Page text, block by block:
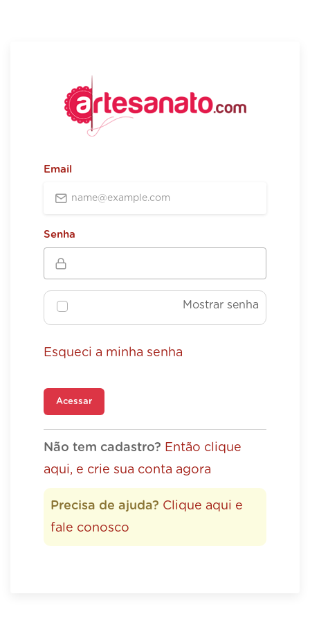
Email
Senha
Mostrar senha
Esqueci a minha senha
Acessar
Não tem cadastro? Então clique
aqui, e crie sua conta agora
Precisa de ajuda? Clique aqui e
fale conosco